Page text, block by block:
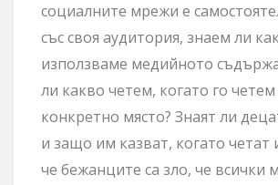
социалните мрежи е
със своя аудитория, знаем ли
използваме медийното
ли какво четем, когато го
конкретно място? Знаят ли
и защо им казват, когато четат
че бежанците са зло, че